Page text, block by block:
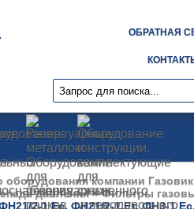
ОБРАТНАЯ
оборудования компании Газовик
давления»Фильтры
2-1 Ес, ФН21/2-1 Ет, ФН3-1